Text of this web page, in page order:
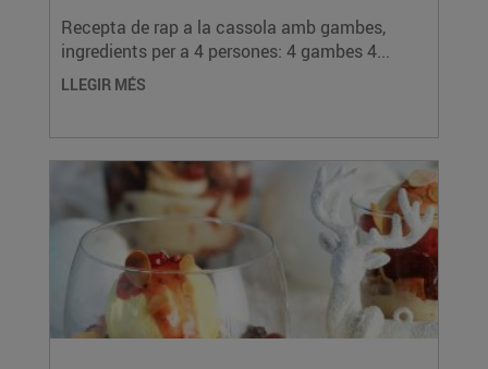
Recepta de rap a la cassola amb gambes,
ingredients per a 4 persones: 4 gambes 4...
LLEGIR MÉS